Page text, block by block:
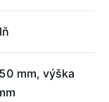
mm, výška